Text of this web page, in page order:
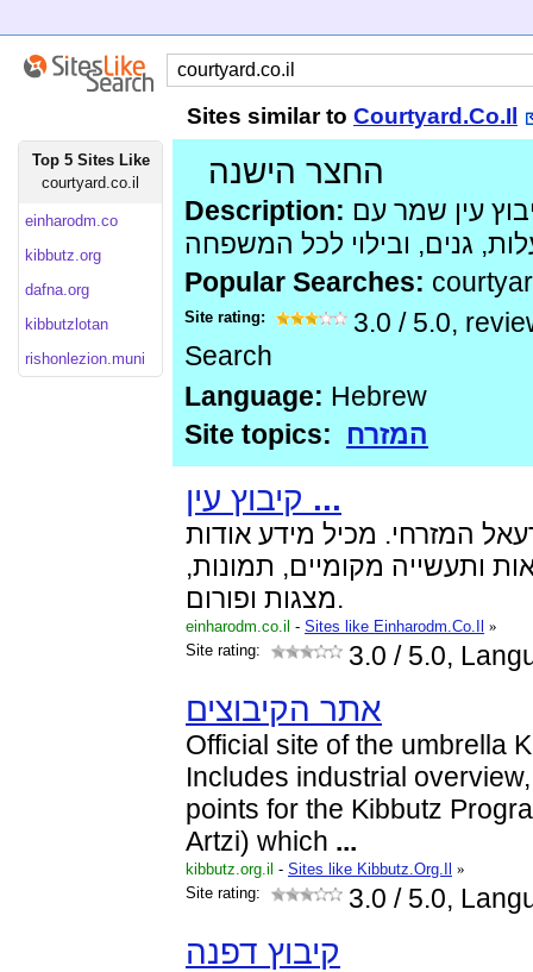
Sites similar to Courtyard.Co.Il
Top 5 Sites Like
courtyard.co.il
einharodm.co
kibbutz.org
dafna.org
kibbutzlotan
rishonlezion.muni
החצר הישנה
Description:
Popular Searches:
Site rating: 3.0 / 5.0,
Search
Language: Hebrew
Site topics:
המזרח
...
המזרחי. מכיל מידע אודות
ותעשייה מקומיים, תמונות,
מצגות ופורום.
einharodm.co.il - Sites like Einharodm.Co.Il
»
Site rating:
3.0 / 5.0,
אתר הקיבוצים
Official site of the umbrella
Includes industrial
points for the Kibbutz
Artzi) which ...
kibbutz.org.il - Sites like Kibbutz.Org.Il
»
Site rating:
3.0 / 5.0,
קיבוץ דפנה